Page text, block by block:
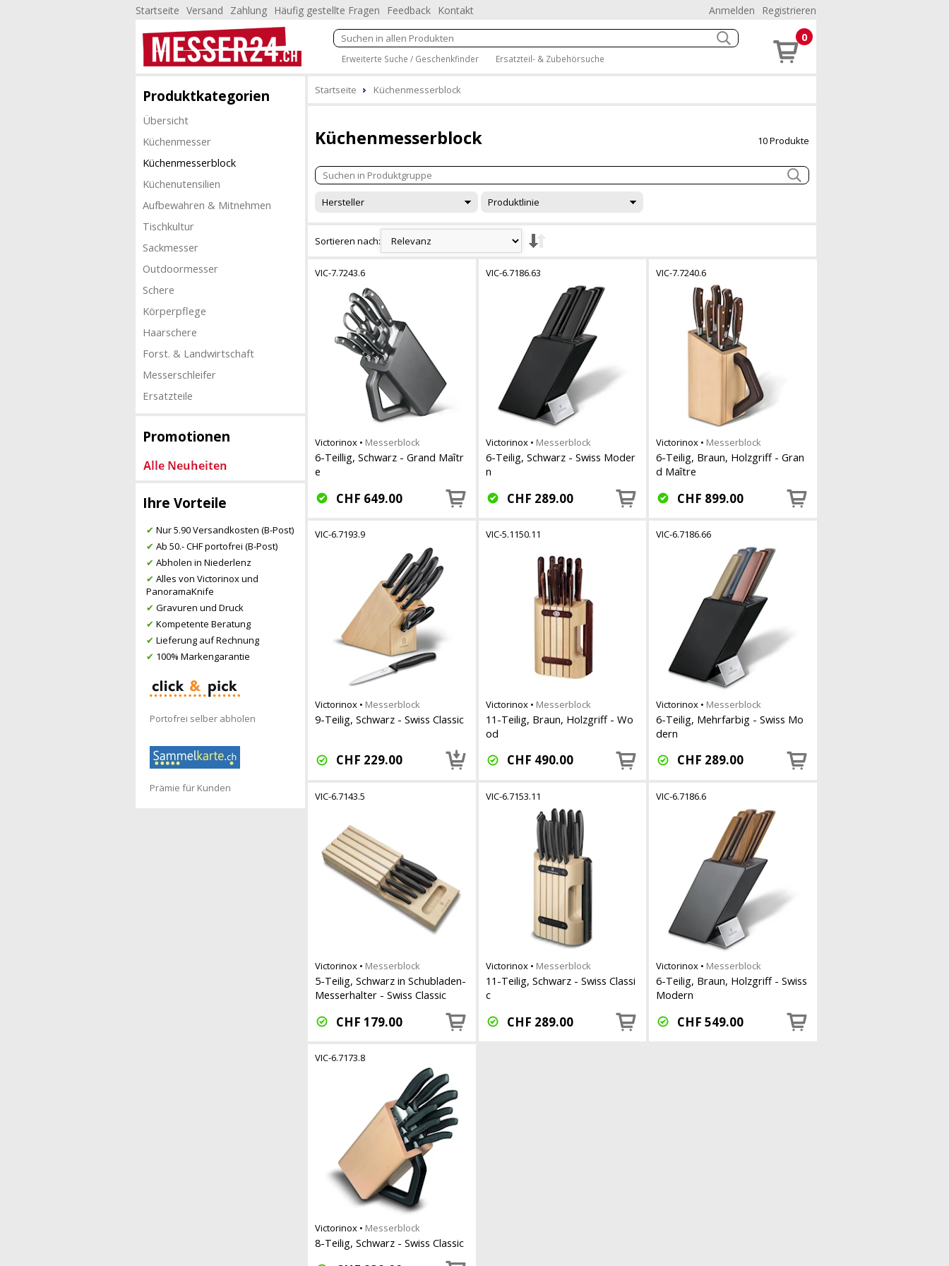
Startseite Versand Zahlung Häufig gestellte Fragen Feedback Kontakt Anmelden Registrieren
Erweiterte Suche / Geschenkfinder Ersatzteil- & Zubehörsuche
0
Produktkategorien
Übersicht
Küchenmesser
Küchenmesserblock
Küchenutensilien
Aufbewahren & Mitnehmen
Tischkultur
Sackmesser
Outdoormesser
Schere
Körperpflege
Haarschere
Forst. & Landwirtschaft
Messerschleifer
Ersatzteile
Promotionen
Ihre Vorteile
✔ Nur 5.90 Versandkosten (B-Post)
✔ Ab 50.- CHF portofrei (B-Post)
✔ Abholen in Niederlenz
✔ Alles von Victorinox und
PanoramaKnife
✔ Gravuren und Druck
✔ Kompetente Beratung
✔ Lieferung auf Rechnung
✔ 100% Markengarantie
Portofrei selber abholen
Prämie für Kunden
Startseite Küchenmesserblock
Küchenmesserblock 10 Produkte
Hersteller Produktlinie
Sortieren nach:
VIC-7.7243.6
Victorinox • Messerblock
6-Teillig, Schwarz - Grand Maîtr
e
CHF 649.00
VIC-6.7186.63
Victorinox• Messerblock
6-Teilig, Schwarz - Swiss Moder
n
CHF 289.00
VIC-7.7240.6
Victorinox • Messerblock
6-Teilig, Braun, Holzgriff - Gran
d Maître
CHF 899.00
VIC-6.7193.9
Victorinox • Messerblock
9-Teilig, Schwarz - Swiss Classic
CHF 229.00
VIC-5.1150.11
Victorinox• Messerblock
11-Teilig, Braun, Holzgriff - Wo
od
CHF 490.00
VIC-6.7186.66
Victorinox • Messerblock
6-Teilig, Mehrfarbig - Swiss Mo
dern
CHF 289.00
VIC-6.7143.5
Victorinox • Messerblock
5-Teilig, Schwarz in Schubladen-
Messerhalter - Swiss Classic
CHF 179.00
VIC-6.7153.11
Victorinox• Messerblock
11-Teilig, Schwarz - Swiss Classi
c
CHF 289.00
VIC-6.7186.6
Victorinox • Messerblock
6-Teilig, Braun, Holzgriff - Swiss
Modern
CHF 549.00
VIC-6.7173.8
Victorinox • Messerblock
8-Teilig, Schwarz - Swiss Classic